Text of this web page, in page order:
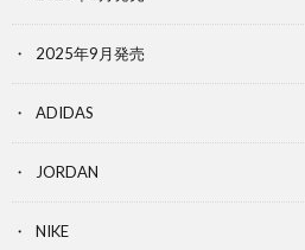
2025年9月発売
ADIDAS
JORDAN
NIKE